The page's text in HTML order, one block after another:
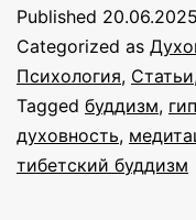
Published 20.06.2025
Categorized as
Психология, Статьи
Tagged буддизм,
духовность,
тибетский буддизм